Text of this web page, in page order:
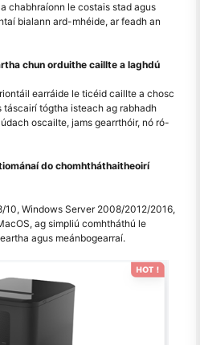
chabhraíonn le costais stad agus
bialann ard-mhéide, ar feadh an
chun orduithe caillte a laghdú
earráide le ticéid caillte a chosc
táscairí tógtha isteach ag rabhadh
oscailte, jams gearrthóir, nó ró-
do chomhtháthaitheoirí
10, Windows Server 2008/2012/2016,
ag simpliú comhtháthú le
agus meánbogearraí.